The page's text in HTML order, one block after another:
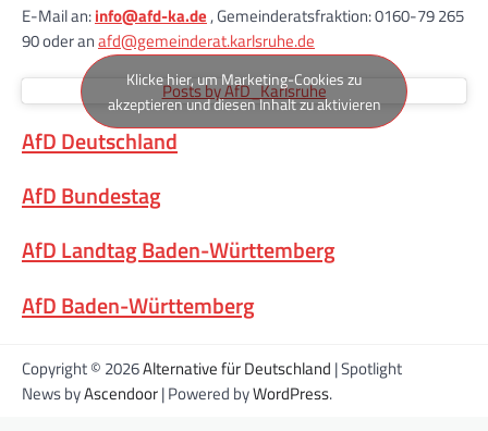
E-Mail an:info@afd-ka.de, Gemeinderatsfraktion: 0160-79 265
90 oder anafd@gemeinderat.karlsruhe.de
Posts by AfD_Karlsruhe
Klicke hier, um Marketing-Cookies zu
akzeptieren und diesen Inhalt zu aktivieren
AfD Deutschland
AfD Bundestag
AfD Landtag Baden-Württemberg
AfD Baden-Württemberg
Copyright © 2026Alternative für Deutschland | Spotlight
News byAscendoor| Powered byWordPress.